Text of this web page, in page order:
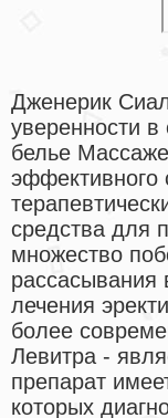
Дженерик
уверенности
белье
средства для
множество
рассасывания
лечения
более
Левитра -
препарат
которых